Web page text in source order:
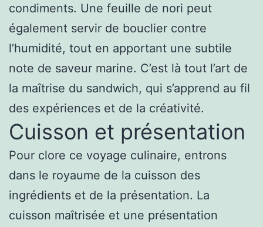
condiments. Une feuille de nori peut
également servir de bouclier contre
l’humidité, tout en apportant une subtile
note de saveur marine. C’est là tout l’art de
la maîtrise du sandwich, qui s’apprend au fil
des expériences et de la créativité.
Cuisson et présentation
Pour clore ce voyage culinaire, entrons
dans le royaume de la cuisson des
ingrédients et de la présentation. La
cuisson maîtrisée et une présentation